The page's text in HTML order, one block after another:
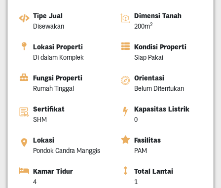
Tipe Jual
Disewakan
Dimensi Tanah
200m2
Lokasi Properti
Di dalam Komplek
Kondisi Properti
Siap Pakai
Fungsi Properti
Rumah Tinggal
Orientasi
Belum Ditentukan
Sertifikat
SHM
Kapasitas Listrik
0
Lokasi
Pondok Candra Manggis
Fasilitas
PAM
Kamar Tidur
4
Total Lantai
1